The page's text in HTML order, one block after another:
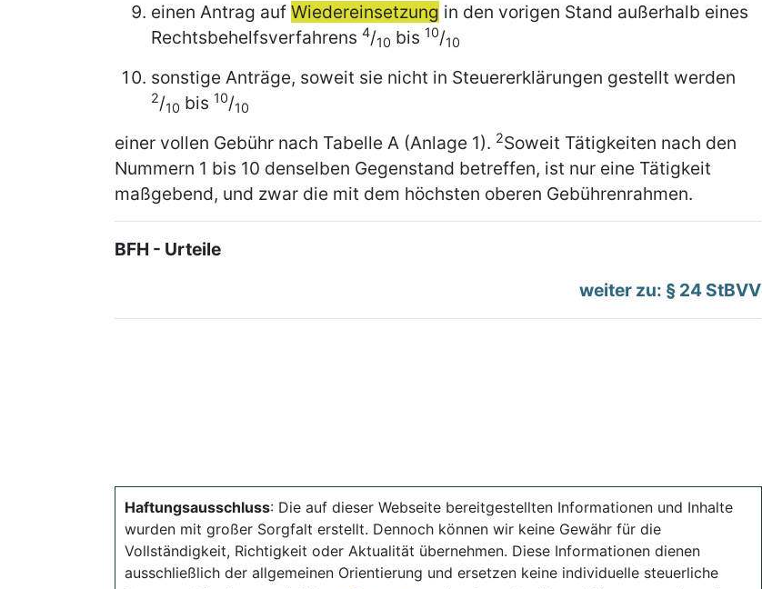
einen Antrag auf Wiedereinsetzung in den vorigen Stand außerhalb eines
Rechtsbehelfsverfahrens 4/10 bis 10/10
sonstige Anträge, soweit sie nicht in Steuererklärungen gestellt werden
2/10 bis 10/10
einer vollen Gebühr nach Tabelle A (Anlage 1). 2Soweit Tätigkeiten nach den
Nummern 1 bis 10 denselben Gegenstand betreffen, ist nur eine Tätigkeit
maßgebend, und zwar die mit dem höchsten oberen Gebührenrahmen.
BFH - Urteile
weiter zu: § 24 StBVV
Haftungsausschluss: Die auf dieser Webseite bereitgestellten Informationen und Inhalte
wurden mit großer Sorgfalt erstellt. Dennoch können wir keine Gewähr für die
Vollständigkeit, Richtigkeit oder Aktualität übernehmen. Diese Informationen dienen
ausschließlich der allgemeinen Orientierung und ersetzen keine individuelle steuerliche